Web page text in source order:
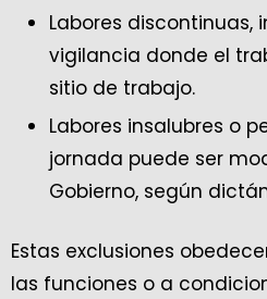
Labores discontinuas,
vigilancia donde el
sitio de trabajo.
Labores insalubres o
jornada puede ser
Gobierno, según
Estas exclusiones
las funciones o a